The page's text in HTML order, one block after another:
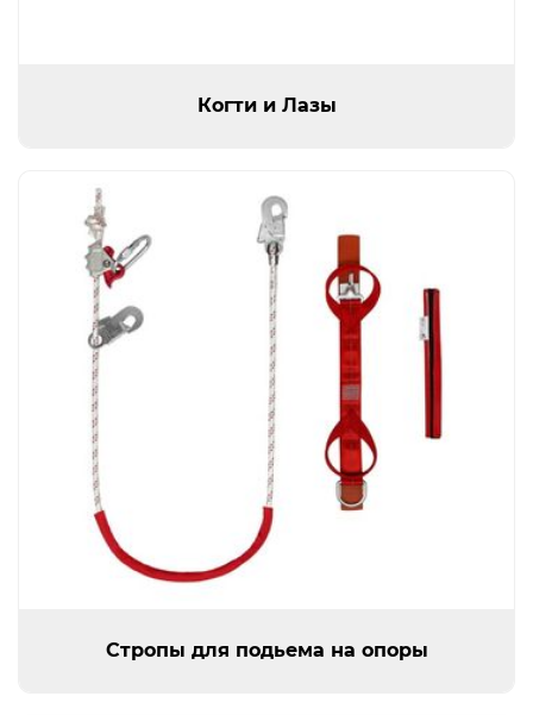
Когти и Лазы
Открыть изображение
Стропы для подьема на опоры
Стропы для подьема на опоры